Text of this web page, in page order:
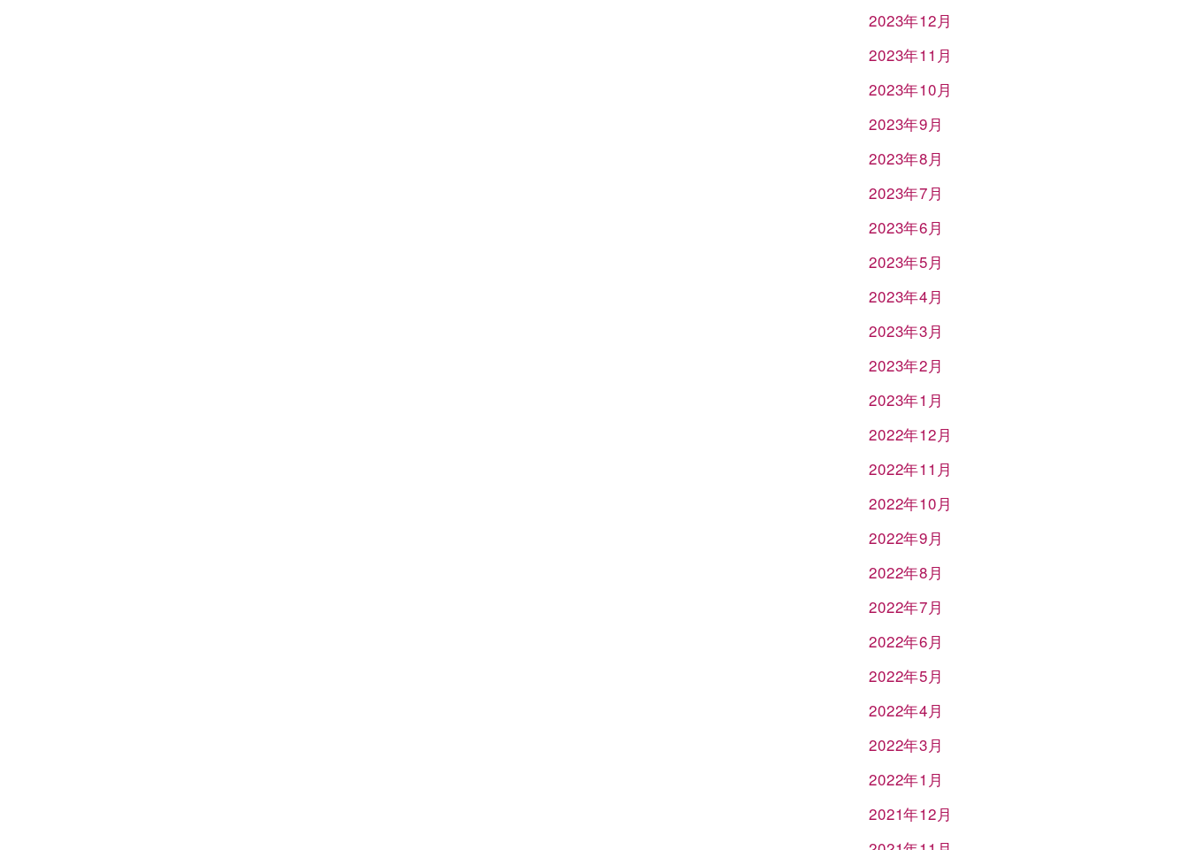
2023年12月
2023年11月
2023年10月
2023年9月
2023年8月
2023年7月
2023年6月
2023年5月
2023年4月
2023年3月
2023年2月
2023年1月
2022年12月
2022年11月
2022年10月
2022年9月
2022年8月
2022年7月
2022年6月
2022年5月
2022年4月
2022年3月
2022年1月
2021年12月